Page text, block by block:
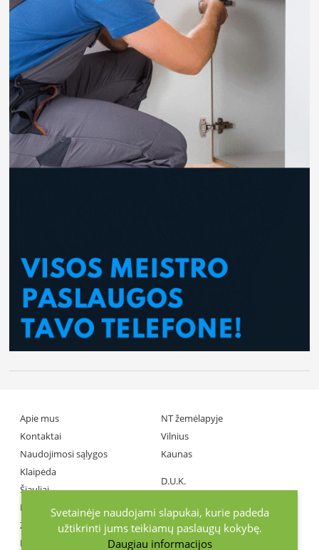
Apie mus
Kontaktai
Naudojimosi sąlygos
NT žemėlapyje
Vilnius
Kaunas
Klaipėda
Šiauliai
Panevėžys
D.U.K.
Žiniasklaida
Investuotojai
+370686 77737
Svetainėje naudojami slapukai, kurie padeda
užtikrinti jums teikiamų paslaugų kokybę.
Daugiau informacijos